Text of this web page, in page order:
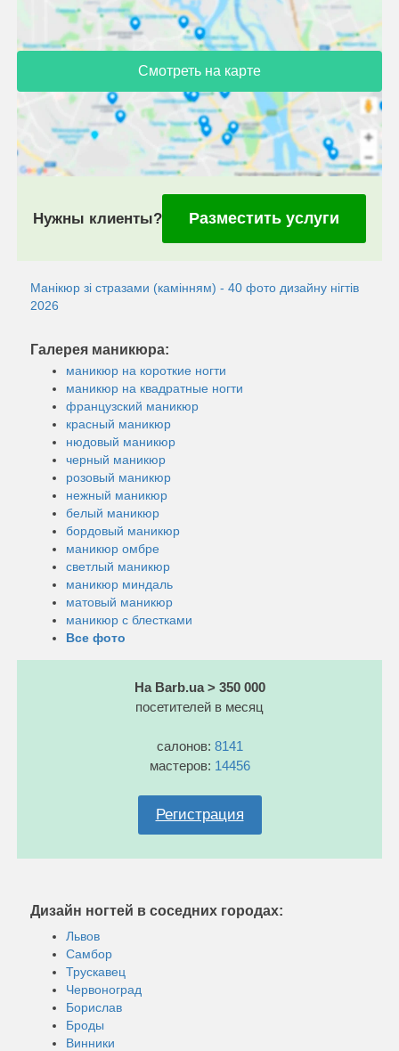
Смотреть на карте
Нужны клиенты? Разместить услуги
Манікюр зі стразами (камінням) - 40 фото дизайну нігтів
2026
Галерея маникюра:
маникюр на короткие ногти
маникюр на квадратные ногти
французский маникюр
красный маникюр
нюдовый маникюр
черный маникюр
розовый маникюр
нежный маникюр
белый маникюр
бордовый маникюр
маникюр омбре
светлый маникюр
маникюр миндаль
матовый маникюр
маникюр с блестками
Все фото
На Barb.ua > 350 000
посетителей в месяц
салонов: 8141
мастеров: 14456
Регистрация
Дизайн ногтей в соседних городах:
Львов
Самбор
Трускавец
Червоноград
Борислав
Броды
Винники